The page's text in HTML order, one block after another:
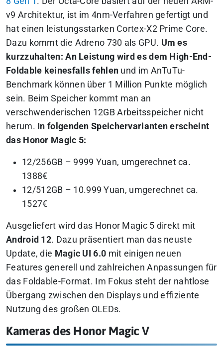
v9 Architektur, ist im 4nm-Verfahren gefertigt und
hat einen leistungsstarken Cortex-X2 Prime Core.
Dazu kommt die Adreno 730 als GPU. Um es
kurzzuhalten: An Leistung wird es dem High-End-
Foldable keinesfalls fehlen und im AnTuTu-
Benchmark können über 1 Million Punkte möglich
sein. Beim Speicher kommt man an
verschwenderischen 12GB Arbeitsspeicher nicht
herum. In folgenden Speichervarianten erscheint
das Honor Magic 5:
12/256GB – 9999 Yuan, umgerechnet ca.
1388€
12/512GB – 10.999 Yuan, umgerechnet ca.
1527€
Ausgeliefert wird das Honor Magic 5 direkt mit
Android 12. Dazu präsentiert man das neuste
Update, die Magic UI 6.0 mit einigen neuen
Features generell und zahlreichen Anpassungen für
das Foldable-Format. Im Fokus steht der nahtlose
Übergang zwischen den Displays und effiziente
Nutzung des großen OLEDs.
Kameras des Honor Magic V